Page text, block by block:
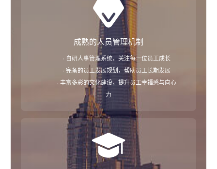
成熟的人员管理机制
· 自研人事管理系统，关注每一位员工成长
· 完备的员工发展规划，帮助员工长期发展
· 丰富多彩的文化建设，提升员工幸福感与向心
力